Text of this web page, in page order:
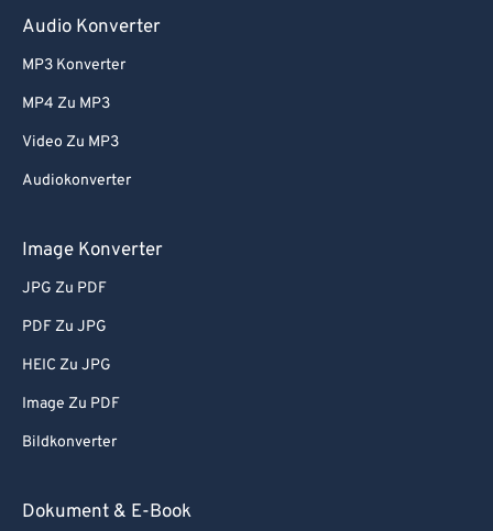
Audio Konverter
MP3 Konverter
MP4 Zu MP3
Video Zu MP3
Audiokonverter
Image Konverter
JPG Zu PDF
PDF Zu JPG
HEIC Zu JPG
Image Zu PDF
Bildkonverter
Dokument & E-Book